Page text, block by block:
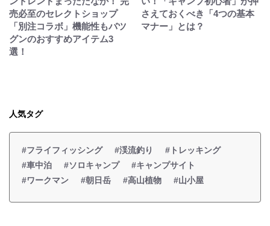
売必至のセレクトショップ
「別注コラボ」機能性もバツ
グンのおすすめアイテム3
選！
さえておくべき「4つの基本
マナー」とは？
人気タグ
#フライフィッシング #渓流釣り
#トレッキング
#車中泊
#ソロキャンプ
#キャンプサイト
#ワークマン
#朝日岳 #高山植物 #山小屋